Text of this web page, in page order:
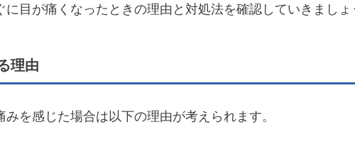
目が痛くなったときの理由と対処法を確認していきましょ
理由
を感じた場合は以下の理由が考えられます。